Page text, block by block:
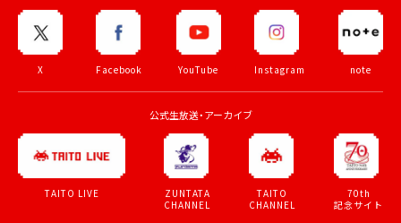
X Facebook YouTube Instagram note
公式生放送・アーカイブ
TAITO LIVE
ZUNTATA
CHANNEL
TAITO
CHANNEL
70th
記念サイト